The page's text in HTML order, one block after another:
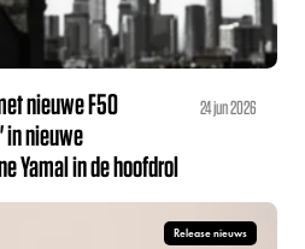
nieuwe F50
in nieuwe
Yamal in de hoofdrol
24 jun 2026
Release nieuws